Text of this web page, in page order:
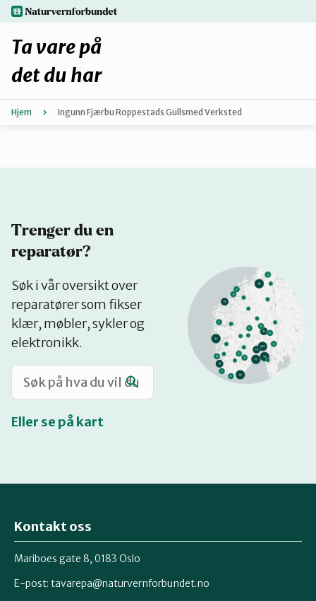
Hopp
til
hovedinnhold
Forbehold
Hvorfor reparere?
Katalog
Mitt navn
Retten til reparasjon
naturvernforbundet.no
Ta vare på
det du har
Hjem Ingunn Fjærbu Roppestads Gullsmed Verksted
Trenger du en
reparatør?
Søk i vår oversikt over
reparatører som fikser
klær, møbler, sykler og
elektronikk.
Eller se på kart
på
kart
Kontakt oss
Mariboes gate 8, 0183 Oslo
E-post: tavarepa@naturvernforbundet.no